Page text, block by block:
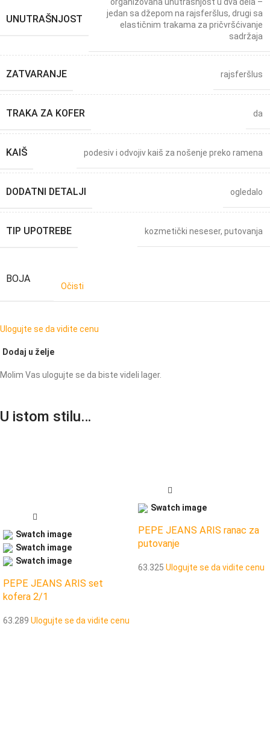
UNUTRAŠNJOST
jedan sa džepom na rajsferšlus, drugi sa
elastičnim trakama za pričvršćivanje
sadržaja
ZATVARANJE rajsferšlus
TRAKA ZA KOFER da
KAIŠ podesiv i odvojiv kaiš za nošenje preko ramena
DODATNI DETALJI ogledalo
TIP UPOTREBE kozmetički neseser, putovanja
BOJA
Očisti
Ulogujte se da vidite cenu
Dodaj u želje
Molim Vas ulogujte se da biste videli lager.
U istom stilu…
PEPE JEANS ARIS set
kofera 2/1
63.289 Ulogujte se da vidite cenu
PEPE JEANS ARIS ranac za
putovanje
63.325 Ulogujte se da vidite cenu